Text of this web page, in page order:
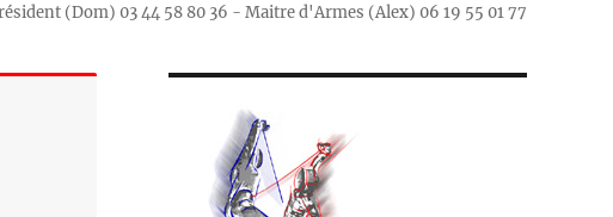
(Dom) 03 44 58 80 36 - Maitre d'Armes (Alex) 06 19 55 01 77